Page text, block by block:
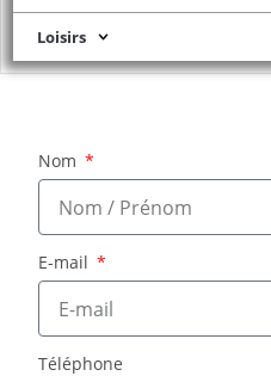
Loisirs
Nom
E-mail
Téléphone